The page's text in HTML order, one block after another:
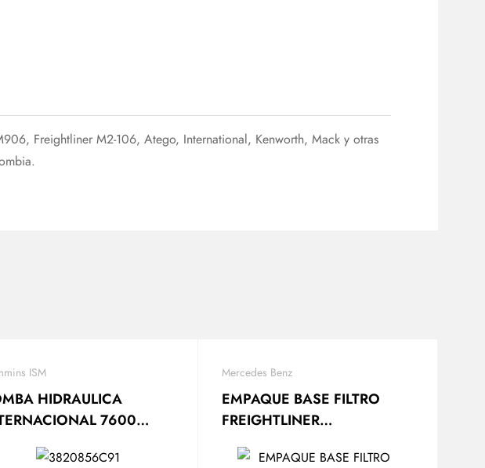
Freightliner M2-106, Atego, International, Kenworth, Mack y otras
ISM
HIDRAULICA
7600
Mercedes Benz
EMPAQUE BASE FILTRO
FREIGHTLINER